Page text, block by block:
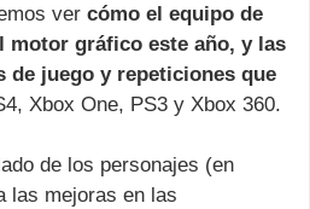
ver cómo el equipo de
motor gráfico este año, y las
de juego y repeticiones que
Xbox One, PS3 y Xbox 360.
de los personajes (en
las mejoras en las